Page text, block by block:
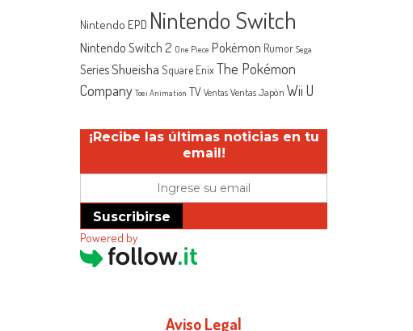
Nintendo EPD Nintendo Switch
Nintendo Switch 2 One Piece Pokémon Rumor Sega
SeriesShueisha Square EnixThe Pokémon
Company Toei Animation TV Ventas Ventas Japón Wii U
¡Recibe las últimas noticias en tu
email!
Suscribirse
Powered by
Aviso Legal